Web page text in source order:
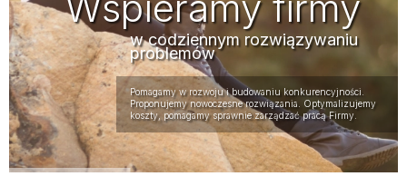
Pomagamy w rozwoju i budowaniu konkurencyjności.
Proponujemy nowoczesne rozwiązania. Optymalizujemy
koszty, pomagamy sprawnie zarządzać pracą Firmy.
w codziennym rozwiązywaniu
problemów